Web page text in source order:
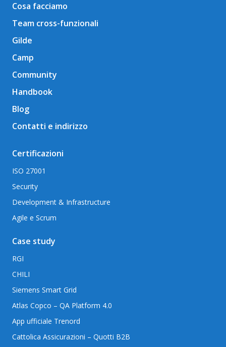
Cosa facciamo
Team cross-funzionali
Gilde
Camp
Community
Handbook
Blog
Contatti e indirizzo
Certificazioni
ISO 27001
Security
Development & Infrastructure
Agile e Scrum
Case study
RGI
CHILI
Siemens Smart Grid
Atlas Copco – QA Platform 4.0
App ufficiale Trenord
Cattolica Assicurazioni – Quotti B2B